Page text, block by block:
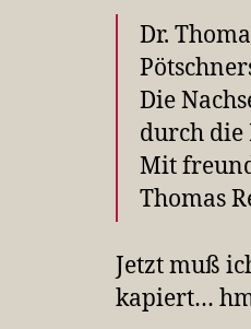
Dr.
Die
durch
Mit
Thomas
Jetzt muß
kapiert…